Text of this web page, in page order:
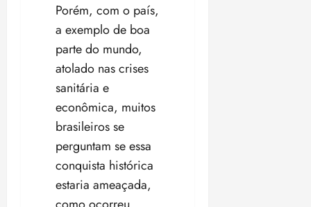
Porém, com o país,
a exemplo de boa
parte do mundo,
atolado nas crises
sanitária e
econômica, muitos
brasileiros se
perguntam se essa
conquista histórica
estaria ameaçada,